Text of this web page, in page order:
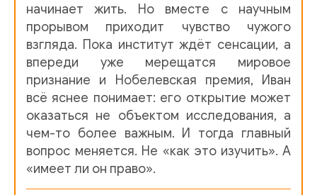
013
014
016
017
018
начинает жить. Но вместе с научным
прорывом приходит чувство чужого
взгляда. Пока институт ждёт сенсации, а
впереди уже мерещатся мировое
признание и Нобелевская премия, Иван
всё яснее понимает: его открытие может
оказаться не объектом исследования, а
чем-то более важным. И тогда главный
вопрос меняется. Не «как это изучить». А
«имеет ли он право».